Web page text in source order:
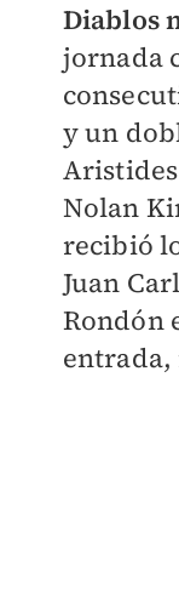
Diablos
jornada
y un
Nolan
recibió
Juan
Rondón